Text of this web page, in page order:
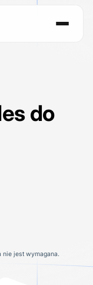
do
nie jest wymagana.